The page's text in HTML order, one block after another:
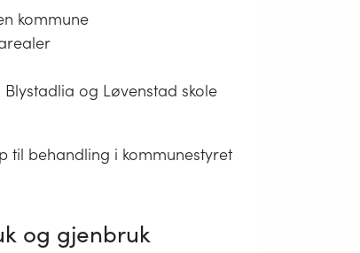
kommune
og Løvenstad skole
til behandling i kommunestyret
og gjenbruk